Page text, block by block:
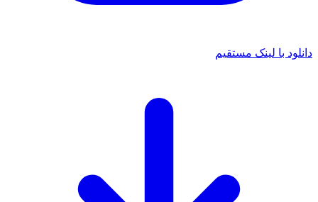
دانلود با لینک مستقیم